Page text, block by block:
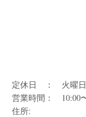
定休日 ： 火曜日
営業時間： 10:00
住所: